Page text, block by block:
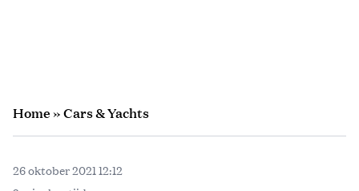
Home»Cars & Yachts
26 oktober 2021 12:12